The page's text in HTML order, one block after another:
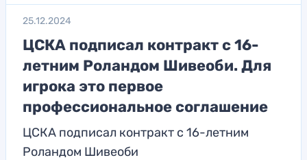
25.12.2024
ЦСКА подписал контракт с 16-
летним Роландом Шивеоби. Для
игрока это первое
профессиональное соглашение
ЦСКА подписал контракт с 16-летним
Роландом Шивеоби